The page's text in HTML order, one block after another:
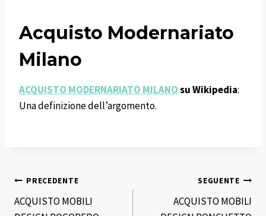
Acquisto Modernariato
Milano
ACQUISTO MODERNARIATO MILANOsu Wikipedia:
Una definizione dell’argomento.
Navigazione
PRECEDENTE
ACQUISTO MOBILI
SEGUENTE
ACQUISTO MOBILI